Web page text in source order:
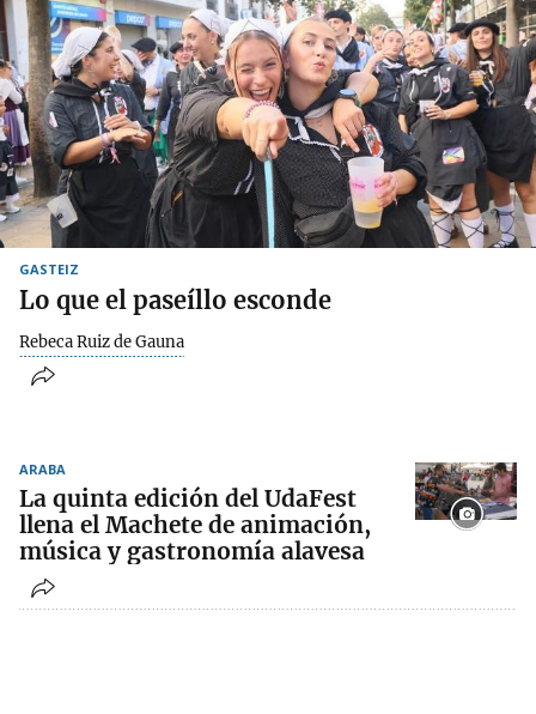
GASTEIZ
Lo que el paseíllo esconde
Rebeca Ruiz de Gauna
ARABA
La quinta edición del UdaFest
llena el Machete de animación,
música y gastronomía alavesa